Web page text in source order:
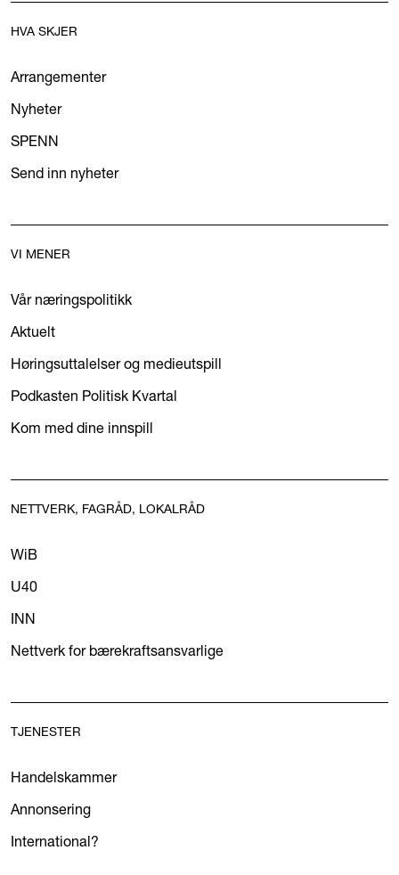
HVA SKJER
Arrangementer
Nyheter
SPENN
Send inn nyheter
VI MENER
Vår næringspolitikk
Aktuelt
Høringsuttalelser og medieutspill
Podkasten Politisk Kvartal
Kom med dine innspill
NETTVERK, FAGRÅD, LOKALRÅD
WiB
U40
INN
Nettverk for bærekraftsansvarlige
TJENESTER
Handelskammer
Annonsering
International?